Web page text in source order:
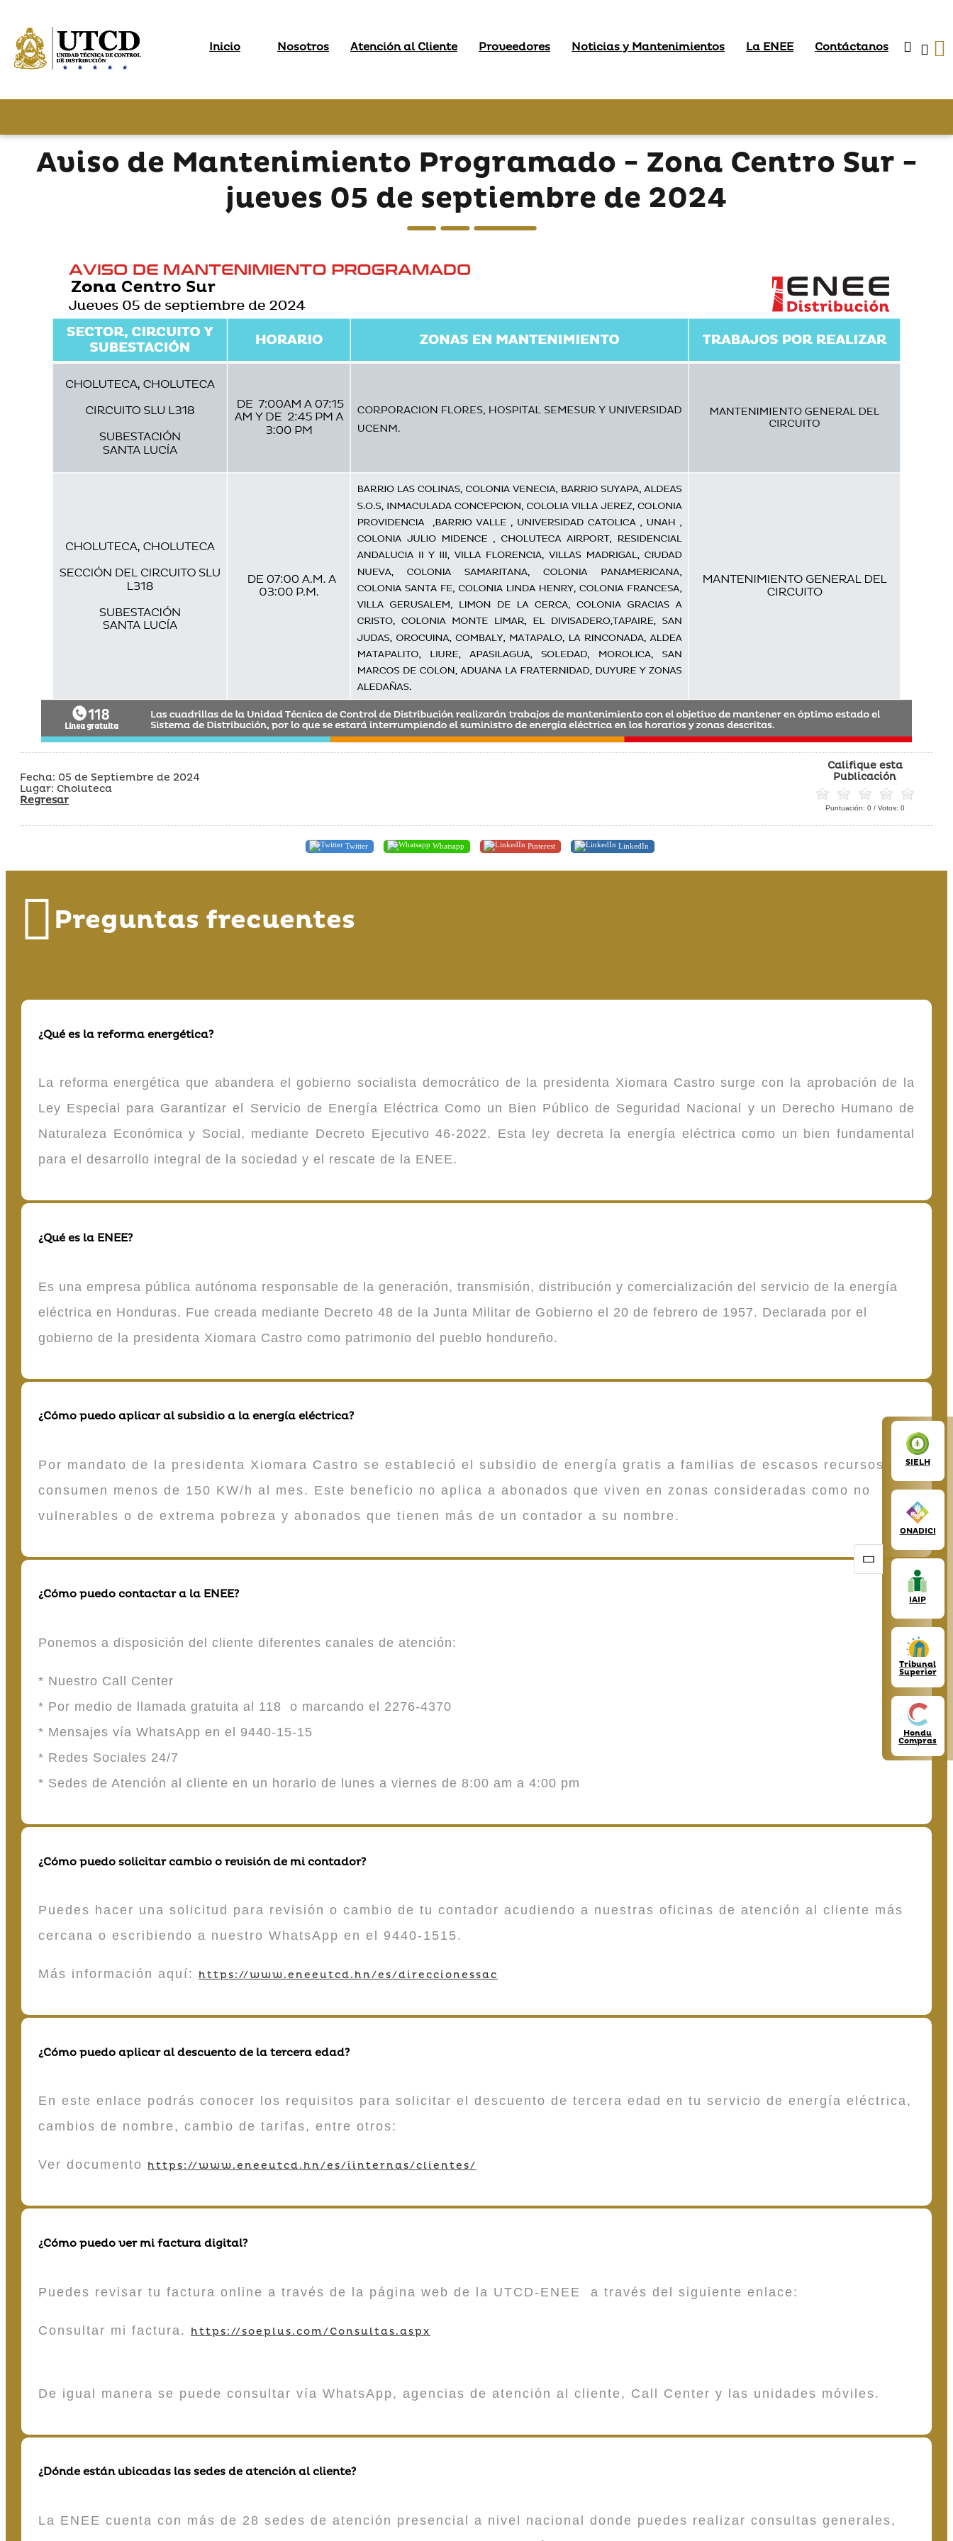
Inicio Nosotros Atención al Cliente Proveedores Noticias y Mantenimientos La ENEE Contáctanos
SIELH
ONADICI
IAIP
Tribunal
Superior
Hondu
Compras
Aviso de Mantenimiento Programado - Zona Centro Sur -
jueves 05 de septiembre de 2024
Fecha: 05 de Septiembre de 2024
Lugar: Choluteca
Regresar
Califique esta
Publicación
Puntuación: 0/ Votos: 0
Twitter Whatsapp Pinterest LinkedIn
Preguntas frecuentes
¿Qué es la reforma energética?
La reforma energética que abandera el gobierno socialista democrático de la presidenta Xiomara Castro surge con la aprobación de la
Ley Especial para Garantizar el Servicio de Energía Eléctrica Como un Bien Público de Seguridad Nacional y un Derecho Humano de
Naturaleza Económica y Social, mediante Decreto Ejecutivo 46-2022. Esta ley decreta la energía eléctrica como un bien fundamental
para el desarrollo integral de la sociedad y el rescate de la ENEE.
¿Qué es la ENEE?
Es una empresa pública autónoma responsable de la generación, transmisión, distribución y comercialización del servicio de la energía
eléctrica en Honduras. Fue creada mediante Decreto 48 de la Junta Militar de Gobierno el 20 de febrero de 1957. Declarada por el
gobierno de la presidenta Xiomara Castro como patrimonio del pueblo hondureño.
¿Cómo puedo aplicar al subsidio a la energía eléctrica?
Por mandato de la presidenta Xiomara Castro se estableció el subsidio de energía gratis a familias de escasos recursos que
consumen menos de 150 KW/h al mes. Este beneficio no aplica a abonados que viven en zonas consideradas como no
vulnerables o de extrema pobreza y abonados que tienen más de un contador a su nombre.
¿Cómo puedo contactar a la ENEE?
Ponemos a disposición del cliente diferentes canales de atención:
* Nuestro Call Center
* Por medio de llamada gratuita al 118 o marcando el 2276-4370
* Mensajes vía WhatsApp en el 9440-15-15
* Redes Sociales 24/7
* Sedes de Atención al cliente en un horario de lunes a viernes de 8:00 am a 4:00 pm
¿Cómo puedo solicitar cambio o revisión de mi contador?
Puedes hacer una solicitud para revisión o cambio de tu contador acudiendo a nuestras oficinas de atención al cliente más
cercana o escribiendo a nuestro WhatsApp en el 9440-1515.
Más información aquí: https://www.eneeutcd.hn/es/direccionessac
¿Cómo puedo aplicar al descuento de la tercera edad?
En este enlace podrás conocer los requisitos para solicitar el descuento de tercera edad en tu servicio de energía eléctrica,
cambios de nombre, cambio de tarifas, entre otros:
Ver documento https://www.eneeutcd.hn/es/iinternas/clientes/
¿Cómo puedo ver mi factura digital?
Puedes revisar tu factura online a través de la página web de la UTCD-ENEE a través del siguiente enlace:
Consultar mi factura. https://soeplus.com/Consultas.aspx
De igual manera se puede consultar vía WhatsApp, agencias de atención al cliente, Call Center y las unidades móviles.
¿Dónde están ubicadas las sedes de atención al cliente?
La ENEE cuenta con más de 28 sedes de atención presencial a nivel nacional donde puedes realizar consultas generales,